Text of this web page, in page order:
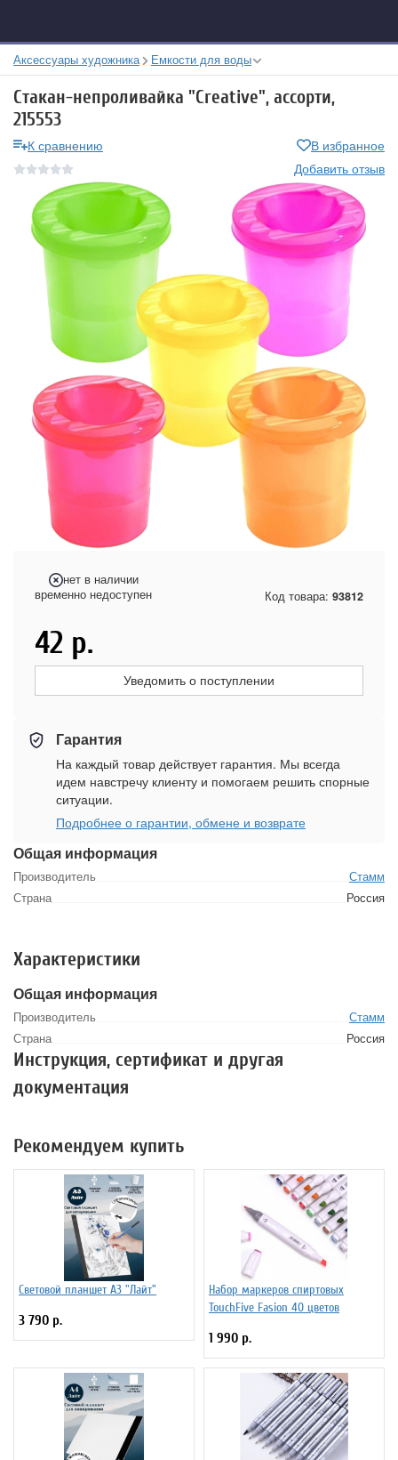
Аксессуары художника Емкости для воды
Стакан-непроливайка "Creative", ассорти,
215553
К сравнению
В избранное
Добавить отзыв
Общая информация
Производитель
Стамм
Страна
Россия
нет в наличии
временно недоступен
Код товара: 93812
42 р.
Уведомить о поступлении
Гарантия
На каждый товар действует гарантия. Мы всегда
идем навстречу клиенту и помогаем решить спорные
ситуации.
Подробнее о гарантии, обмене и возврате
Характеристики
Общая информация
Производитель
Стамм
Страна
Россия
Инструкция, сертификат и другая
документация
Рекомендуем купить
Световой планшет А3 "Лайт"
3 790 р.
Набор маркеров спиртовых
TouchFive Fasion 40 цветов
1 990 р.